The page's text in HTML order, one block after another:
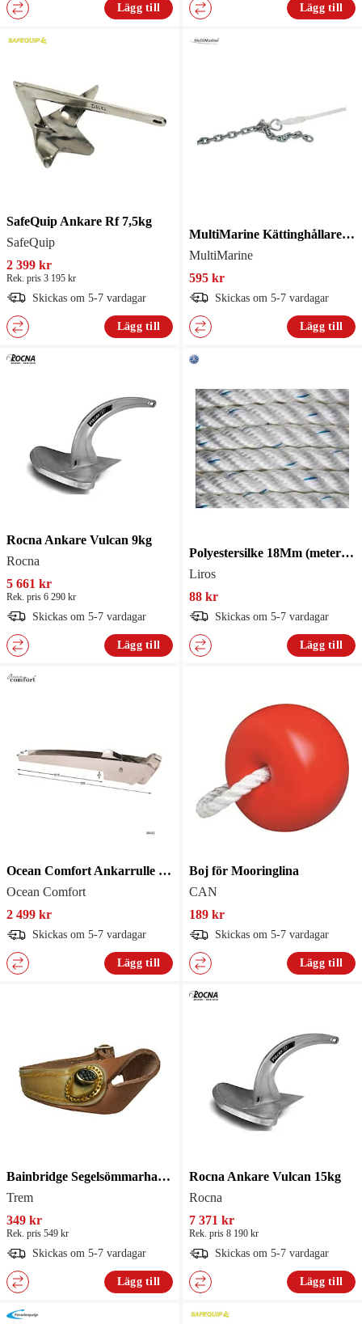
Lägg till Lägg till
SafeQuip Ankare Rf 7,5kg
SafeQuip
2 399 kr
Rek. pris 3 195 kr
Skickas om 5-7 vardagar
Lägg till
MultiMarine Kättinghållare 10-12mm
MultiMarine
595 kr
Skickas om 5-7 vardagar
Lägg till
Rocna Ankare Vulcan 9kg
Rocna
5 661 kr
Rek. pris 6 290 kr
Skickas om 5-7 vardagar
Lägg till
Polyestersilke 18Mm (metervara)
Liros
88 kr
Skickas om 5-7 vardagar
Lägg till
Ocean Comfort Ankarrulle Oc 20-25kg Rak
Ocean Comfort
2 499 kr
Skickas om 5-7 vardagar
Lägg till
Boj för Mooringlina
CAN
189 kr
Skickas om 5-7 vardagar
Lägg till
Bainbridge Segelsömmarhandske Delux
Trem
349 kr
Rek. pris 549 kr
Skickas om 5-7 vardagar
Lägg till
Rocna Ankare Vulcan 15kg
Rocna
7 371 kr
Rek. pris 8 190 kr
Skickas om 5-7 vardagar
Lägg till